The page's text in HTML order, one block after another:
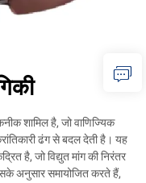
शामिल है, जो वाणिज्यिक
ढंग से बदल देती है। यह
है, जो विद्युत मांग की निरंतर
अनुसार समायोजित करते हैं,